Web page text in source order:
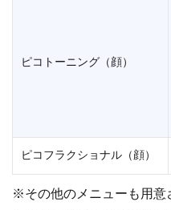
ピコトーニング（顔）
ピコフラクショナル（顔）
※その他のメニューも用意